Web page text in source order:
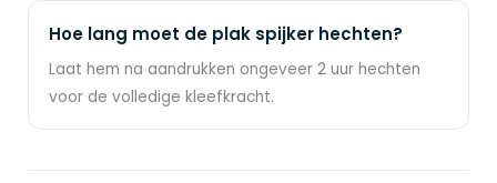
Hoe lang moet de plak spijker hechten?
Laat hem na aandrukken ongeveer 2 uur hechten
voor de volledige kleefkracht.